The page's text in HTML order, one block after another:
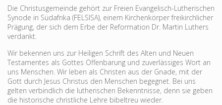
Die Christusgemeinde gehört zur Freien Evangelisch-Lutherischen
Synode in Südafrika (FELSISA), einem Kirchenkörper freikirchlicher
Prägung, der sich dem Erbe der Reformation Dr. Martin Luthers
verdankt.
Wir bekennen uns zur Heiligen Schrift des Alten und Neuen
Testamentes als Gottes Offenbarung und zu­verlässiges Wort an
uns Menschen. Wir leben als Christen aus der Gnade, mit der
Gott durch Jesus Christus den Menschen begegnet. Bei uns
gelten verbind­lich die lutheri­schen Bekennt­nisse, denn sie geben
die historische christliche Lehre bibeltreu wieder.